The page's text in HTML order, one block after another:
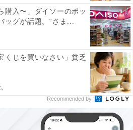
購入〜」ダイソーのポッ
ッグが話題。“さま...
くじを買いなさい」貧乏
Recommended by